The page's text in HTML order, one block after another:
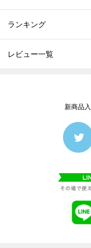
ランキング
レビュー一覧
新商品